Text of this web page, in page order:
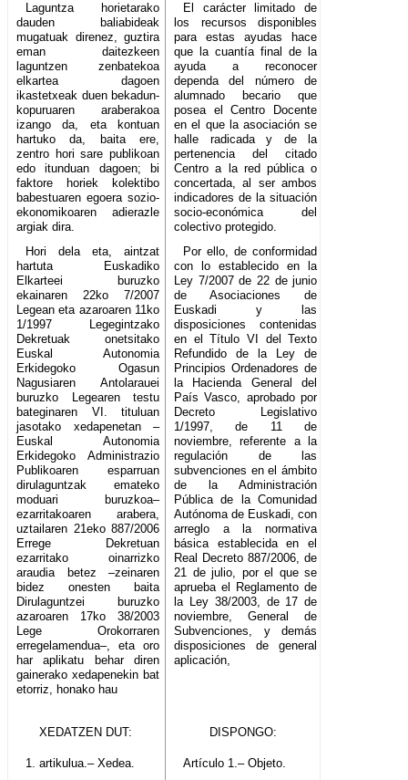
Laguntza horietarako
dauden baliabideak
mugatuak direnez, guztira
eman daitezkeen
laguntzen zenbatekoa
elkartea dagoen
ikastetxeak duen bekadun-
kopuruaren araberakoa
izango da, eta kontuan
hartuko da, baita ere,
zentro hori sare publikoan
edo itunduan dagoen; bi
faktore horiek kolektibo
babestuaren egoera sozio-
ekonomikoaren adierazle
argiak dira.
El carácter limitado de
los recursos disponibles
para estas ayudas hace
que la cuantía final de la
ayuda a reconocer
dependa del número de
alumnado becario que
posea el Centro Docente
en el que la asociación se
halle radicada y de la
pertenencia del citado
Centro a la red pública o
concertada, al ser ambos
indicadores de la situación
socio-económica del
colectivo protegido.
Hori dela eta, aintzat
hartuta Euskadiko
Elkarteei buruzko
ekainaren 22ko 7/2007
Legean eta azaroaren 11ko
1/1997 Legegintzako
Dekretuak onetsitako
Euskal Autonomia
Erkidegoko Ogasun
Nagusiaren Antolarauei
buruzko Legearen testu
bateginaren VI. tituluan
jasotako xedapenetan –
Euskal Autonomia
Erkidegoko Administrazio
Publikoaren esparruan
dirulaguntzak emateko
moduari buruzkoa–
ezarritakoaren arabera,
uztailaren 21eko 887/2006
Errege Dekretuan
ezarritako oinarrizko
araudia betez –zeinaren
bidez onesten baita
Dirulaguntzei buruzko
azaroaren 17ko 38/2003
Lege Orokorraren
erregelamendua–, eta oro
har aplikatu behar diren
gainerako xedapenekin bat
etorriz, honako hau
Por ello, de conformidad
con lo establecido en la
Ley 7/2007 de 22 de junio
de Asociaciones de
Euskadi y las
disposiciones contenidas
en el Título VI del Texto
Refundido de la Ley de
Principios Ordenadores de
la Hacienda General del
País Vasco, aprobado por
Decreto Legislativo
1/1997, de 11 de
noviembre, referente a la
regulación de las
subvenciones en el ámbito
de la Administración
Pública de la Comunidad
Autónoma de Euskadi, con
arreglo a la normativa
básica establecida en el
Real Decreto 887/2006, de
21 de julio, por el que se
aprueba el Reglamento de
la Ley 38/2003, de 17 de
noviembre, General de
Subvenciones, y demás
disposiciones de general
aplicación,
XEDATZEN DUT: DISPONGO:
1. artikulua.– Xedea.
Artículo 1.– Objeto.